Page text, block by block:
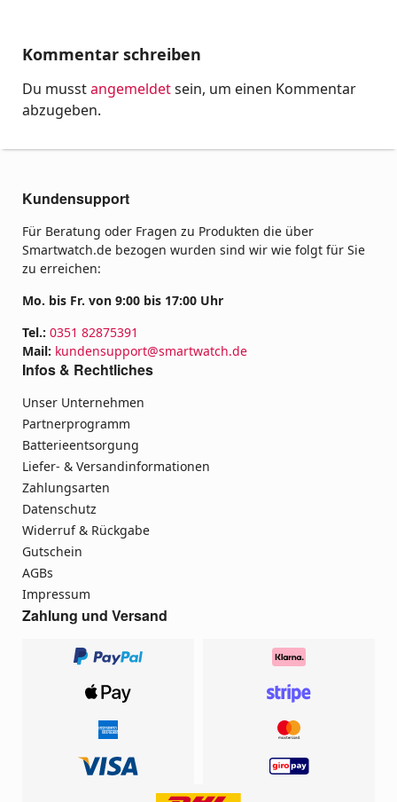
Kommentar schreiben
Du musstangemeldetsein, um einen Kommentar
abzugeben.
Kundensupport
Für Beratung oder Fragen zu Produkten die über
Smartwatch.de bezogen wurden sind wir wie folgt für Sie
zu erreichen:
Mo. bis Fr. von 9:00 bis 17:00 Uhr
Tel.: 0351 82875391
Mail: kundensupport@smartwatch.de
Infos & Rechtliches
Unser Unternehmen
Partnerprogramm
Batterieentsorgung
Liefer- & Versandinformationen
Zahlungsarten
Datenschutz
Widerruf & Rückgabe
Gutschein
AGBs
Impressum
Zahlung und Versand